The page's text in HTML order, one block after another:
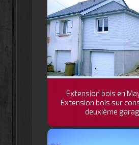
Extension bois en
Extension bois sur
deuxième